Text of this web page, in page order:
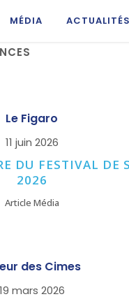
MÉDIA ACTUALITÉS
Le Figaro
11 juin 2026
DU FESTIVAL DE
2026
Article Média
des Cimes
19 mars 2026